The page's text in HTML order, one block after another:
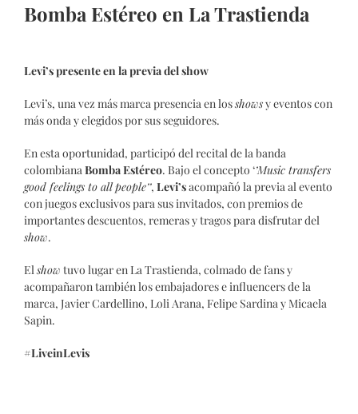
Bomba Estéreo en La Trastienda
Levi’spresente en la previa del show
Levi’s, una vez más marca presencia en losshowsy eventos con
más onda y elegidos por sus seguidores.
En esta oportunidad, participó del recital de la banda
colombianaBomba Estéreo. Bajo el concepto ‘’Music transfers
good feelings to all people’’, Levi’sacompañó la previa al evento
con juegos exclusivos para sus invitados, con premios de
importantes descuentos, remeras y tragos para disfrutar del
show.
Elshow tuvo lugar en La Trastienda, colmado de fans y
acompañaron también los embajadores e influencers de la
marca, Javier Cardellino, Loli Arana, Felipe Sardina y Micaela
Sapin.
#LiveinLevis